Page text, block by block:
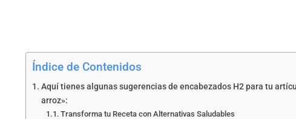
Índice de Contenidos
Aquí tienes algunas sugerencias de encabezados H2 para tu
arroz»:
Transforma tu Receta con Alternativas Saludables